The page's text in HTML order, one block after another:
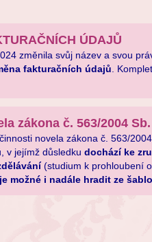
ÚDAJŮ
změnila svůj název a svou
fakturačních údajů .
zákona č. 563/2004 Sb.
novela zákona č. 563/
v jejímž důsledku dochází ke
(studium k prohloubení
možné i nadále hradit ze